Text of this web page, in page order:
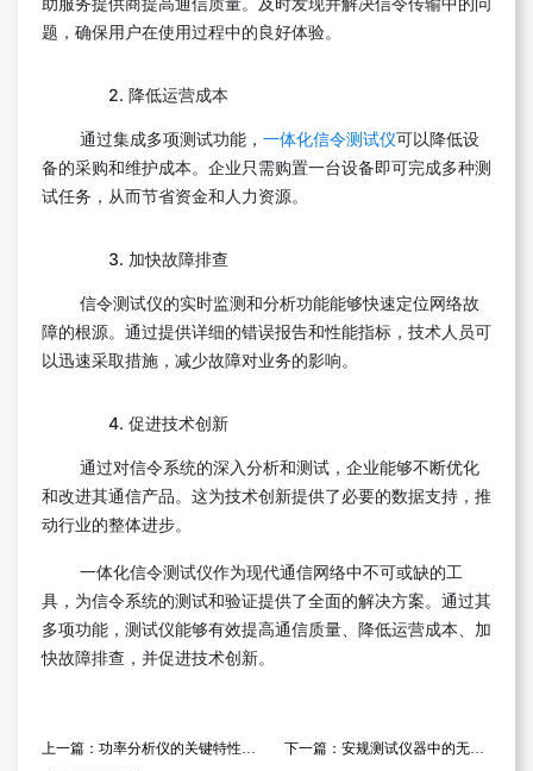
题，确保用户在使用过程中的良好体验。
2. 降低运营成本
通过集成多项测试功能， 一体化信令测试仪可以降低设
备的采购和维护成本。企业只需购置一台设备即可完成多种测
试任务，从而节省资金和人力资源。
3. 加快故障排查
信令测试仪的实时监测和分析功能能够快速定位网络故
障的根源。通过提供详细的错误报告和性能指标，技术人员可
以迅速采取措施，减少故障对业务的影响。
4. 促进技术创新
通过对信令系统的深入分析和测试，企业能够不断优化
和改进其通信产品。这为技术创新提供了必要的数据支持，推
动行业的整体进步。
一体化信令测试仪作为现代通信网络中不可或缺的工
具，为信令系统的测试和验证提供了全面的解决方案。通过其
多项功能，测试仪能够有效提高通信质量、降低运营成本、加
快故障排查，并促进技术创新。
上一篇：功率分析仪的关键特性与应用 下一篇：安规测试仪器中的无线电通信测试仪